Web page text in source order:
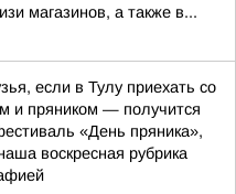
магазинов, а также в...
если в Тулу приехать со
и пряником — получится
«День пряника»,
воскресная рубрика